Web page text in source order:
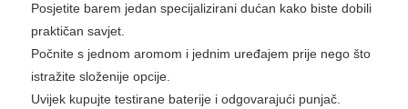
Posjetite barem jedan specijalizirani dućan kako biste dobili
praktičan savjet.
Počnite s jednom aromom i jednim uređajem prije nego što
istražite složenije opcije.
Uvijek kupujte testirane baterije i odgovarajući punjač.